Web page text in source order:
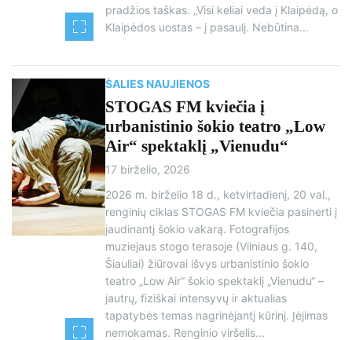
pradžios taškas. „Visi keliai veda į Klaipėdą, o
Klaipėdos uostas – į pasaulį. Nebūtina...
ŠALIES NAUJIENOS
STOGAS FM kviečia į
urbanistinio šokio teatro „Low
Air“ spektaklį „Vienudu“
17 birželio, 2026
2026 m. birželio 18 d., ketvirtadienį, 20 val.,
renginių ciklas STOGAS FM kviečia pasinerti į
jaudinantį šokio vakarą. Fotografijos
muziejaus stogo terasoje (Vilniaus g. 140,
Šiauliai) žiūrovai išvys urbanistinio šokio
teatro „Low Air“ šokio spektaklį „Vienudu“ –
jautrų, fiziškai intensyvų ir aktualias
tapatybės temas nagrinėjantį kūrinį. Įėjimas
nemokamas. Renginio viršelis...